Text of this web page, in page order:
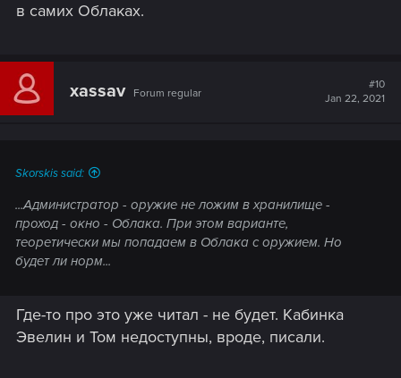
в самих Облаках.
xassav Forum regular
#10
Jan 22, 2021
Skorskis said:
...Администратор - оружие не ложим в хранилище -
проход - окно - Облака. При этом варианте,
теоретически мы попадаем в Облака с оружием. Но
будет ли норм...
Где-то про это уже читал - не будет. Кабинка
Эвелин и Том недоступны, вроде, писали.